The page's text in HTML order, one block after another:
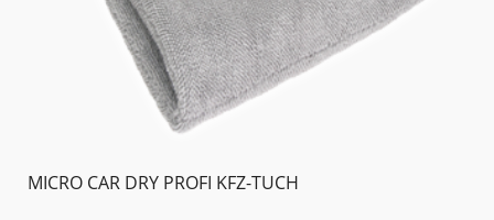
MICRO CAR DRY PROFI KFZ-TUCH